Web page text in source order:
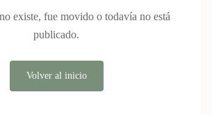
existe, fue movido o todavía no está
publicado.
Volver al inicio